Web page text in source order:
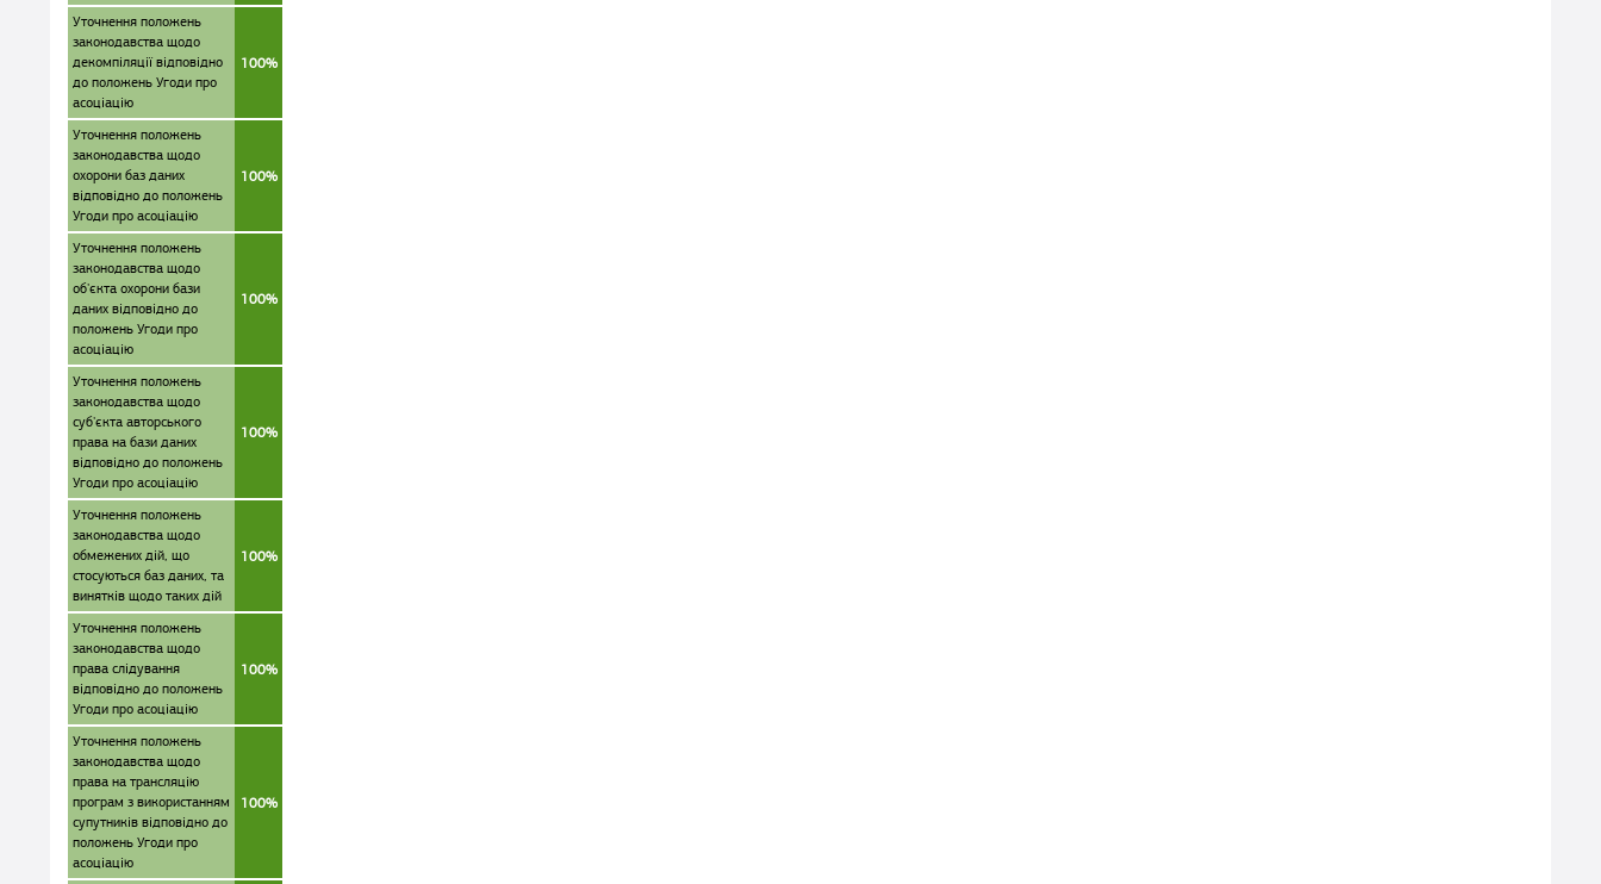
Уточнення положень
законодавства щодо
декомпіляції відповідно
до положень Угоди про
асоціацію
100%
Уточнення положень
законодавства щодо
охорони баз даних
відповідно до положень
Угоди про асоціацію
100%
Уточнення положень
законодавства щодо
об'єкта охорони бази
даних відповідно до
положень Угоди про
асоціацію
100%
Уточнення положень
законодавства щодо
суб'єкта авторського
права на бази даних
відповідно до положень
Угоди про асоціацію
100%
Уточнення положень
законодавства щодо
обмежених дій, що
стосуються баз даних, та
винятків щодо таких дій
100%
Уточнення положень
законодавства щодо
права слідування
відповідно до положень
Угоди про асоціацію
100%
Уточнення положень
законодавства щодо
права на трансляцію
програм з використанням
супутників відповідно до
положень Угоди про
асоціацію
100%